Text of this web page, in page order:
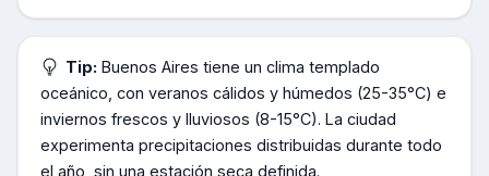
Tip: Buenos Aires tiene un clima templado
oceánico, con veranos cálidos y húmedos (25-35°C) e
inviernos frescos y lluviosos (8-15°C). La ciudad
experimenta precipitaciones distribuidas durante todo
el año, sin una estación seca definida.